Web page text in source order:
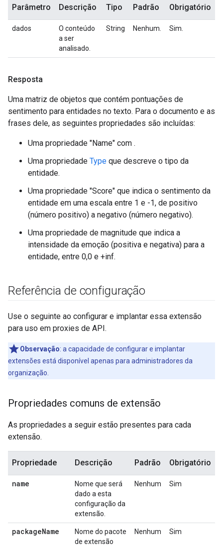
Parâmetro Descrição Tipo Padrão Obrigatório
dados
O conteúdo
a ser
analisado.
String Nenhum. Sim.
Resposta
Uma matriz de objetos que contém pontuações de
sentimento para entidades no texto. Para o documento e as
frases dele, as seguintes propriedades são incluídas:
Uma propriedade "Name" com .
Uma propriedade Type que descreve o tipo da
entidade.
Uma propriedade "Score" que indica o sentimento da
entidade em uma escala entre 1 e -1, de positivo
(número positivo) a negativo (número negativo).
Uma propriedade de magnitude que indica a
intensidade da emoção (positiva e negativa) para a
entidade, entre 0,0 e +inf.
Referência de configuração
Use o seguinte ao configurar e implantar essa extensão
para uso em proxies de API.
Observação: a capacidade de configurar e implantar
extensões está disponível apenas para administradores da
organização.
Propriedades comuns de extensão
As propriedades a seguir estão presentes para cada
extensão.
Propriedade Descrição Padrão Obrigatório
name
Nome que será
dado a esta
configuração da
extensão.
Nenhum Sim
packageName
Nome do pacote
de extensão
Nenhum Sim